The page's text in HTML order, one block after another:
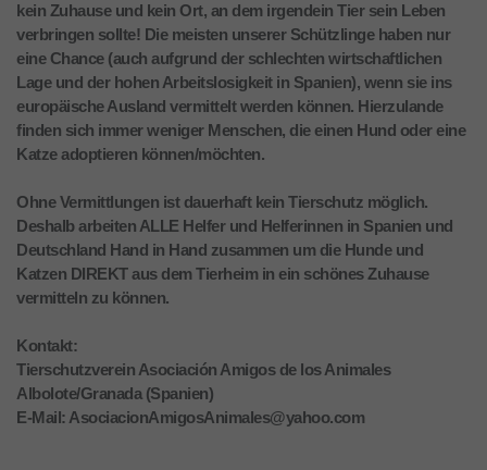
kein Zuhause und kein Ort, an dem irgendein Tier sein Leben
verbringen sollte! Die meisten unserer Schützlinge haben nur
eine Chance (auch aufgrund der schlechten wirtschaftlichen
Lage und der hohen Arbeitslosigkeit in Spanien), wenn sie ins
europäische Ausland vermittelt werden können. Hierzulande
finden sich immer weniger Menschen, die einen Hund oder eine
Katze adoptieren können/möchten.
Ohne Vermittlungen ist dauerhaft kein Tierschutz möglich.
Deshalb arbeiten ALLE Helfer und Helferinnen in Spanien und
Deutschland Hand in Hand zusammen um die Hunde und
Katzen DIREKT aus dem Tierheim in ein schönes Zuhause
vermitteln zu können.
Kontakt:
Tierschutzverein Asociación Amigos de los Animales
Albolote/Granada (Spanien)
E-Mail: AsociacionAmigosAnimales@yahoo.com